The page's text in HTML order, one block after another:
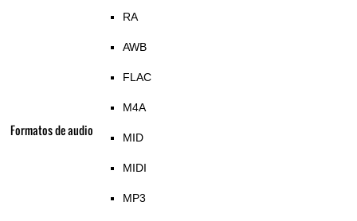
Formatos de audio
RA
AWB
FLAC
M4A
MID
MIDI
MP3